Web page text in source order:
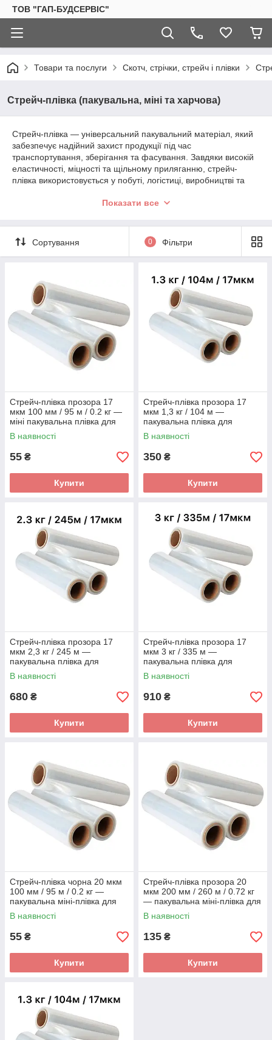
ТОВ "ГАП-БУДСЕРВІС"
Товари та послуги Скотч, стрічки, стрейч і плівки
Стрейч-плівка (пакувальна, міні та харчова)
Стрейч-плівка — універсальний пакувальний матеріал, який
забезпечує надійний захист продукції під час
транспортування, зберігання та фасування. Завдяки високій
еластичності, міцності та щільному приляганню, стрейч-
плівка використовується у побуті, логістиці, виробництві та
У підкатегорії представлені різні типи плівок: прозора та
харчова плівка для безпечного пакування продуктів. Кожен
варіант підібраний для ефективної роботи в широкому
Показати все
Сортування 0 Фільтри
Стрейч-плівка прозора 17
мкм 100 мм / 95 м / 0.2 кг —
міні пакувальна плівка для
ручного пакування
В наявності
55 ₴
Купити
Стрейч-плівка прозора 17
мкм 1,3 кг / 104 м —
пакувальна плівка для
ручного пакування
В наявності
350 ₴
Купити
Стрейч-плівка прозора 17
мкм 2,3 кг / 245 м —
пакувальна плівка для
ручного пакування
В наявності
680 ₴
Купити
Стрейч-плівка прозора 17
мкм 3 кг / 335 м —
пакувальна плівка для
ручного пакування
В наявності
910 ₴
Купити
Стрейч-плівка чорна 20 мкм
100 мм / 95 м / 0.2 кг —
пакувальна міні-плівка для
ручного пакування
В наявності
55 ₴
Купити
Стрейч-плівка прозора 20
мкм 200 мм / 260 м / 0.72 кг
— пакувальна міні-плівка для
ручного пакування
В наявності
135 ₴
Купити